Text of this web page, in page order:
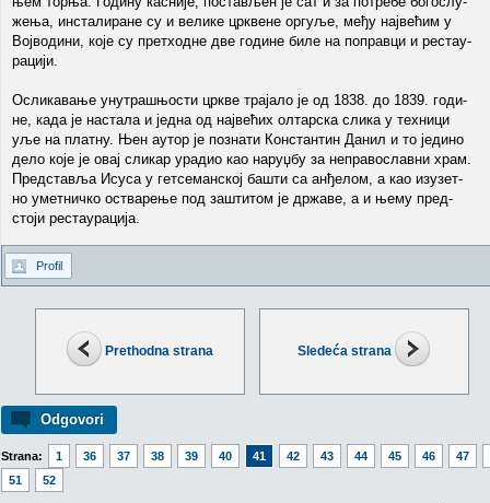
Prethodna strana Sledeća strana
Odgovori
Strana: 1 36 37 38 39 40 41 42 43 44 45 46
47
51
52
же­ња, ин­ста­ли­ра­не су и ве­ли­ке цр­кве­не ор­гу­ље, ме­ђу нај­ве­ћим у
Вој­во­ди­ни, ко­је су прет­ход­не две го­ди­не би­ле на по­прав­ци и ре­ста­у­
ра­ци­ји.
Осли­ка­ва­ње уну­тра­шњо­сти цр­кве тра­ја­ло је од 1838. до 1839. го­ди­
не, ка­да је на­ста­ла и јед­на од нај­ве­ћих ол­тар­ска сли­ка у тех­ни­ци
уље на плат­ну. Њен аутор је по­зна­ти Кон­стан­тин Да­нил и то је­ди­но
де­ло ко­је је овај сли­кар ура­дио као на­руџ­бу за не­пра­во­слав­ни храм.
Пред­ста­вља Ису­са у гет­се­ман­ској ба­шти са ан­ђе­лом, а као из­у­зет­
но умет­нич­ко оства­ре­ње под за­шти­том је др­жа­ве, а и ње­му пред­
сто­ји ре­ста­у­ра­ци­ја.
Profil